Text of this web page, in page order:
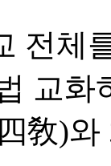
전체
교화
敎)